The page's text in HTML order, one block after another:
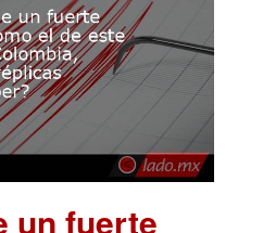
un fuerte